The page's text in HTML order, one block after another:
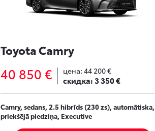
Toyota Camry
40 850 € цена: 44 200 €
скидка:3 350 €
Camry, sedans, 2.5 hibrīds (230 zs), automātiska,
priekšējā piedziņa, Executive